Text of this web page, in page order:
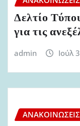
Δελτίο
για τις
admin Ιούλ